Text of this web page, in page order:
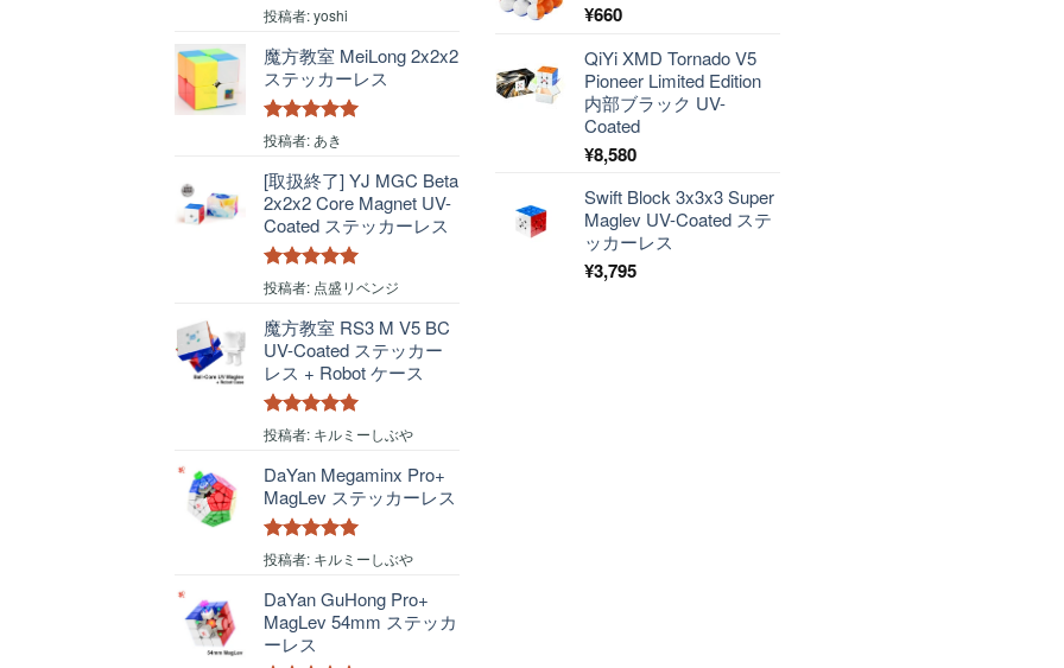
5段階中4
の評価
投稿者: yoshi
魔方教室 MeiLong 2x2x2
ステッカーレス
5段階中5
投稿者: あき
[取扱終了] YJ MGC Beta
2x2x2 Core Magnet UV-
Coated ステッカーレス
5段階中5の
投稿者: 点盛リベンジ
魔方教室 RS3 M V5 BC
UV-Coated ステッカー
レス + Robot ケース
5段階中5の
投稿者: キルミーしぶや
DaYan Megaminx Pro+
MagLev ステッカーレス
5段階中5の
投稿者: キルミーしぶや
DaYan GuHong Pro+
MagLev 54mm ステッカ
ーレス
¥660
QiYi XMD Tornado V5
Pioneer Limited Edition
内部ブラック UV-
Coated
¥8,580
Swift Block 3x3x3 Super
Maglev UV-Coated ステ
ッカーレス
¥3,795